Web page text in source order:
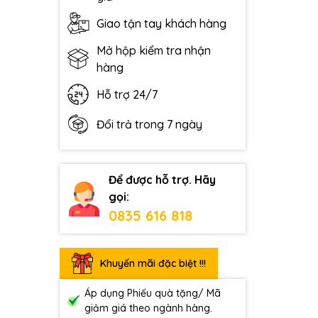
Giao tận tay khách hàng
Mở hộp kiểm tra nhận
hàng
Hỗ trợ 24/7
Đổi trả trong 7 ngày
Để được hỗ trợ. Hãy
gọi:
0835 616 818
Khuyến mãi đặc biệt !!!
Áp dụng Phiếu quà tặng/ Mã
giảm giá theo ngành hàng.